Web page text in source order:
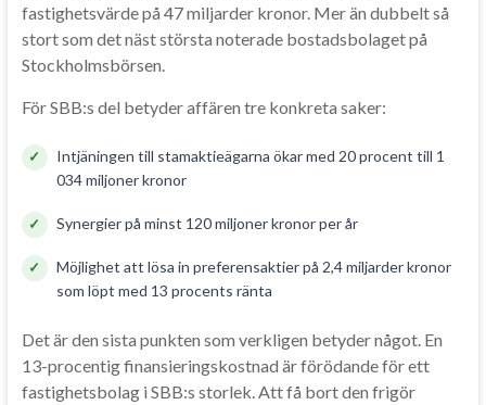
fastighetsvärde på 47 miljarder kronor. Mer än dubbelt så
stort som det näst största noterade bostadsbolaget på
Stockholmsbörsen.
För SBB:s del betyder affären tre konkreta saker:
Intjäningen till stamaktieägarna ökar med 20 procent till 1
034 miljoner kronor
Synergier på minst 120 miljoner kronor per år
Möjlighet att lösa in preferensaktier på 2,4 miljarder kronor
som löpt med 13 procents ränta
Det är den sista punkten som verkligen betyder något. En
13-procentig finansieringskostnad är förödande för ett
fastighetsbolag i SBB:s storlek. Att få bort den frigör